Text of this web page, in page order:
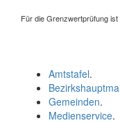
Für die Grenzwertprüfung
Amtstafel.
Gemeinden.
Medienservice.